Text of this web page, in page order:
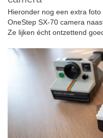
Hieronder nog een extra
OneStep SX-70 camera
Ze lijken écht ontzettend